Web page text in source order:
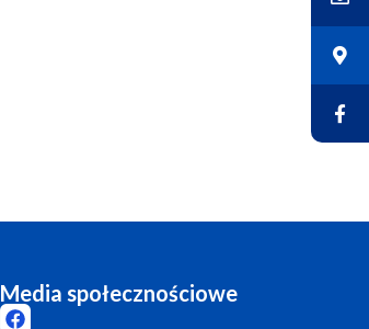
Media społecznościowe